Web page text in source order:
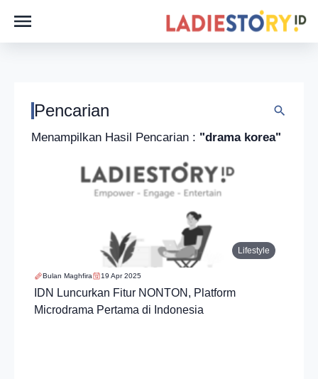
Pencarian
Menampilkan Hasil Pencarian : "drama korea"
Lifestyle
Bulan Maghfira 19 Apr 2025
IDN Luncurkan Fitur NONTON, Platform
Microdrama Pertama di Indonesia